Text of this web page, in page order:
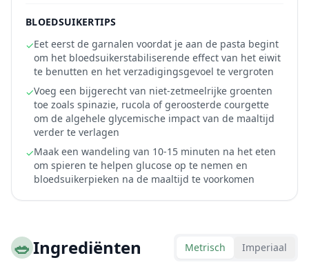
BLOEDSUIKERTIPS
✓Eet eerst de garnalen voordat je aan de pasta begint
om het bloedsuikerstabiliserende effect van het eiwit
te benutten en het verzadigingsgevoel te vergroten
✓Voeg een bijgerecht van niet-zetmeelrijke groenten
toe zoals spinazie, rucola of geroosterde courgette
om de algehele glycemische impact van de maaltijd
verder te verlagen
✓Maak een wandeling van 10-15 minuten na het eten
om spieren te helpen glucose op te nemen en
bloedsuikerpieken na de maaltijd te voorkomen
🥗Ingrediënten Metrisch Imperiaal